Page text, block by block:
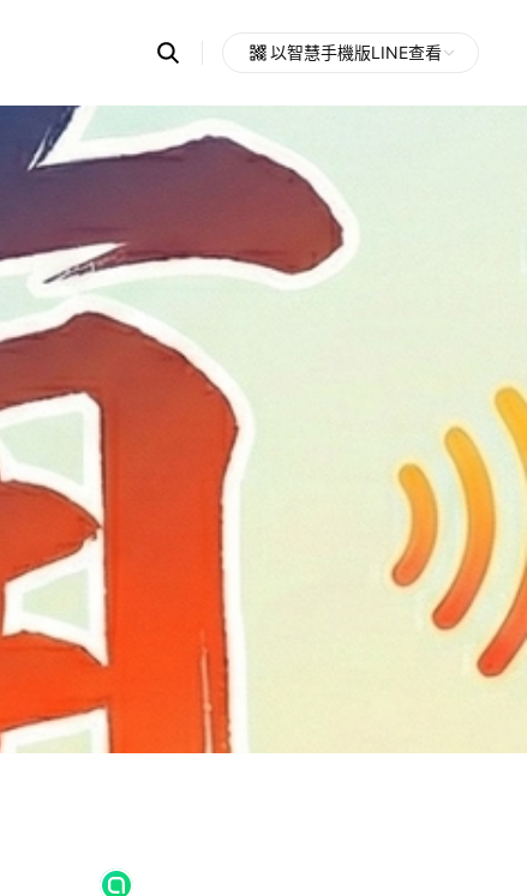
Search
OpenChats
messages
search
area
以智慧手機版LINE查看